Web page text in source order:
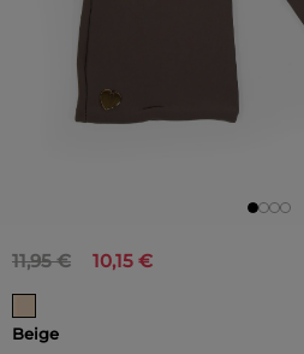
10,15 €
11,95 €
Beige